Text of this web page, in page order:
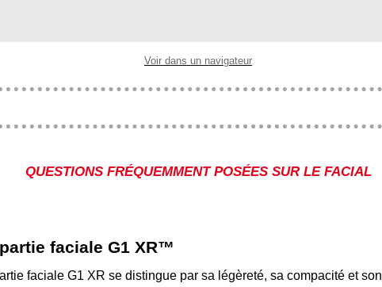
Voir dans un navigateur
QUESTIONS FRÉQUEMMENT POSÉES SUR LE FACIAL
faciale G1 XR™
faciale G1 XR se distingue par sa légèreté, sa compacité et son